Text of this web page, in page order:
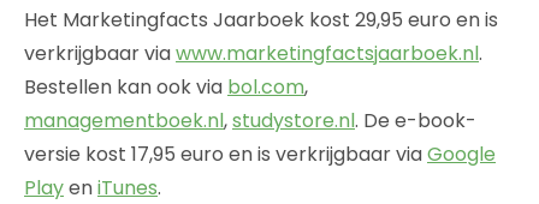
Het Marketingfacts Jaarboek kost 29,95 euro en is
verkrijgbaar viawww.marketingfactsjaarboek.nl.
Bestellen kan ook via bol.com,
managementboek.nl,studystore.nl. De e-book-
versie kost 17,95 euro en is verkrijgbaar viaGoogle
PlayeniTunes.